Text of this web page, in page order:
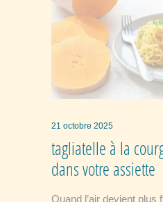
21 octobre 2025
tagliatelle à la
dans votre assiette
Quand l’air devient plus